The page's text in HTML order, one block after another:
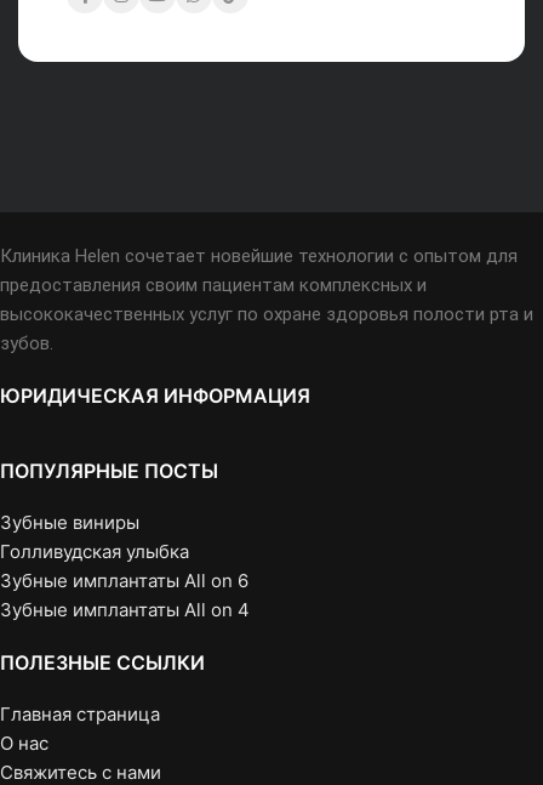
Клиника Helen сочетает новейшие технологии с опытом для
предоставления своим пациентам комплексных и
высококачественных услуг по охране здоровья полости рта и
зубов.
ЮРИДИЧЕСКАЯ ИНФОРМАЦИЯ
ПОПУЛЯРНЫЕ ПОСТЫ
Зубные виниры
Голливудская улыбка
Зубные имплантаты All on 6
Зубные имплантаты All on 4
ПОЛЕЗНЫЕ ССЫЛКИ
Главная страница
О нас
Свяжитесь с нами